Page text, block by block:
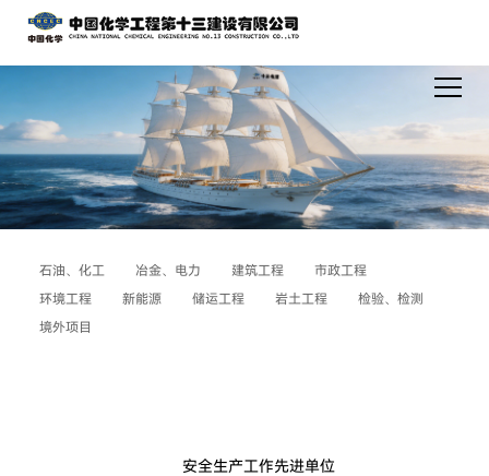
石油、化工 冶金、电力 建筑工程
市政工程
环境工程
新能源 储运工程 岩土工程
检验、检测
境外项目
安全生产工作先进单位